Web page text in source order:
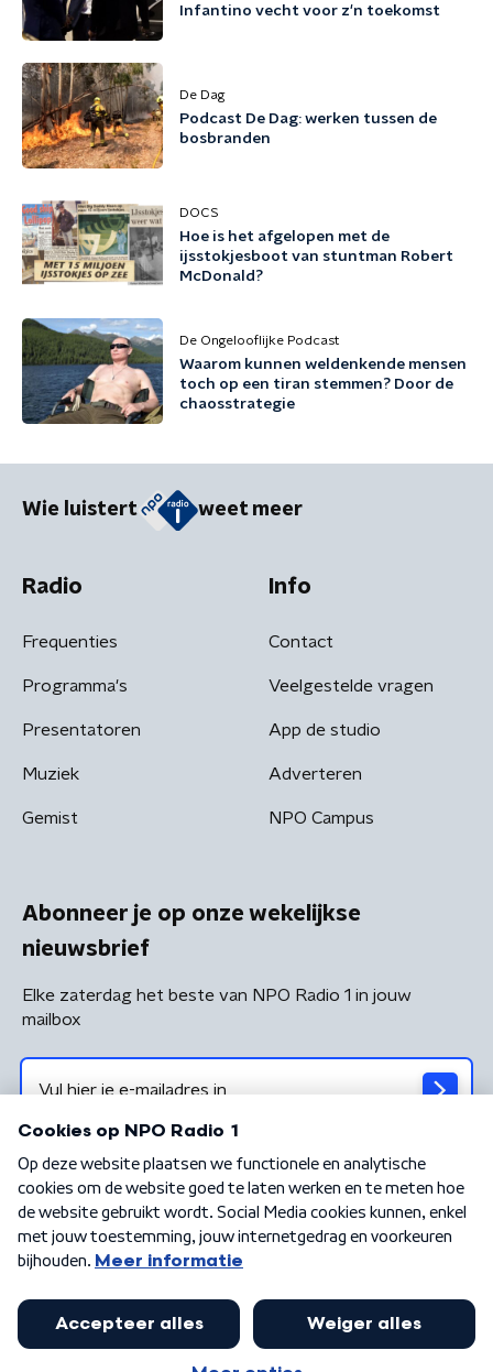
Infantino vecht voor z'n toekomst
De Dag
Podcast De Dag: werken tussen de
bosbranden
DOCS
Hoe is het afgelopen met de
ijsstokjesboot van stuntman Robert
McDonald?
De Ongelooflijke Podcast
Waarom kunnen weldenkende mensen
toch op een tiran stemmen? Door de
chaosstrategie
Wie luistert weet meer
Radio
Frequenties
Programma's
Presentatoren
Muziek
Gemist
Info
Contact
Veelgestelde vragen
App de studio
Adverteren
NPO Campus
Abonneer je op onze wekelijkse
nieuwsbrief
Elke zaterdag het beste van NPO Radio 1 in jouw
mailbox
Algemene voorwaarden